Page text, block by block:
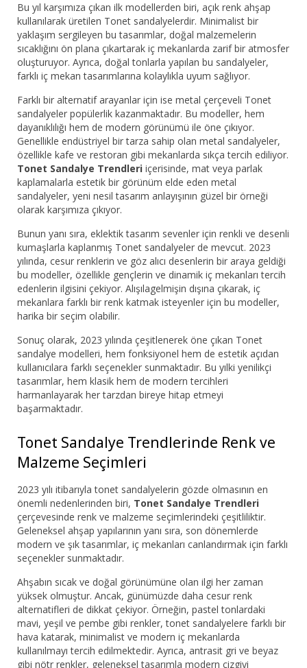
Bu yıl karşımıza çıkan ilk modellerden biri, açık renk ahşap
kullanılarak üretilen Tonet sandalyelerdir. Minimalist bir
yaklaşım sergileyen bu tasarımlar, doğal malzemelerin
sıcaklığını ön plana çıkartarak iç mekanlarda zarif bir atmosfer
oluşturuyor. Ayrıca, doğal tonlarla yapılan bu sandalyeler,
farklı iç mekan tasarımlarına kolaylıkla uyum sağlıyor.
Farklı bir alternatif arayanlar için ise metal çerçeveli Tonet
sandalyeler popülerlik kazanmaktadır. Bu modeller, hem
dayanıklılığı hem de modern görünümü ile öne çıkıyor.
Genellikle endüstriyel bir tarza sahip olan metal sandalyeler,
özellikle kafe ve restoran gibi mekanlarda sıkça tercih ediliyor.
Tonet Sandalye Trendleri içerisinde, mat veya parlak
kaplamalarla estetik bir görünüm elde eden metal
sandalyeler, yeni nesil tasarım anlayışının güzel bir örneği
olarak karşımıza çıkıyor.
Bunun yanı sıra, eklektik tasarım sevenler için renkli ve desenli
kumaşlarla kaplanmış Tonet sandalyeler de mevcut. 2023
yılında, cesur renklerin ve göz alıcı desenlerin bir araya geldiği
bu modeller, özellikle gençlerin ve dinamik iç mekanları tercih
edenlerin ilgisini çekiyor. Alışılagelmişin dışına çıkarak, iç
mekanlara farklı bir renk katmak isteyenler için bu modeller,
harika bir seçim olabilir.
Sonuç olarak, 2023 yılında çeşitlenerek öne çıkan Tonet
sandalye modelleri, hem fonksiyonel hem de estetik açıdan
kullanıcılara farklı seçenekler sunmaktadır. Bu yılki yenilikçi
tasarımlar, hem klasik hem de modern tercihleri
harmanlayarak her tarzdan bireye hitap etmeyi
başarmaktadır.
Tonet Sandalye Trendlerinde Renk ve
Malzeme Seçimleri
2023 yılı itibarıyla tonet sandalyelerin gözde olmasının en
önemli nedenlerinden biri, Tonet Sandalye Trendleri
çerçevesinde renk ve malzeme seçimlerindeki çeşitliliktir.
Geleneksel ahşap yapılarının yanı sıra, son dönemlerde
modern ve şık tasarımlar, iç mekanları canlandırmak için farklı
seçenekler sunmaktadır.
Ahşabın sıcak ve doğal görünümüne olan ilgi her zaman
yüksek olmuştur. Ancak, günümüzde daha cesur renk
alternatifleri de dikkat çekiyor. Örneğin, pastel tonlardaki
mavi, yeşil ve pembe gibi renkler, tonet sandalyelere farklı bir
hava katarak, minimalist ve modern iç mekanlarda
kullanılmayı tercih edilmektedir. Ayrıca, antrasit gri ve beyaz
gibi nötr renkler, geleneksel tasarımla modern çizgiyi